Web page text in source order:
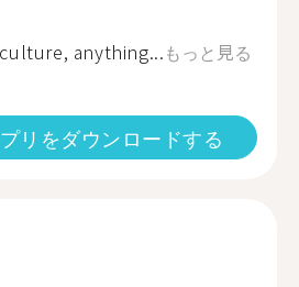
anything...もっと見る
リをダウンロードする